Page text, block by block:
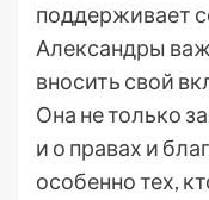
поддерживает
Александры
вносить свой
Она не только
и о правах и
особенно тех,